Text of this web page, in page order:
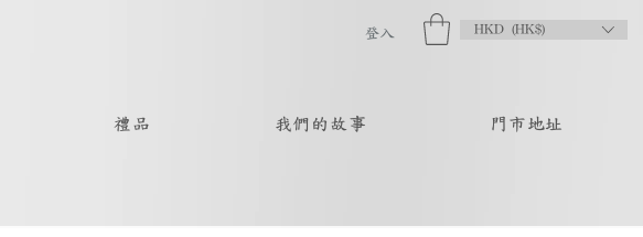
登入 HKD (HK$)
禮品 我們的故事 門市地址